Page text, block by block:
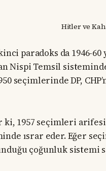
Hitler ve
paradoks da 1946-60
Nispi Temsil
seçimlerinde DP,
1957 seçimleri
ısrar eder. Eğer
çoğunluk